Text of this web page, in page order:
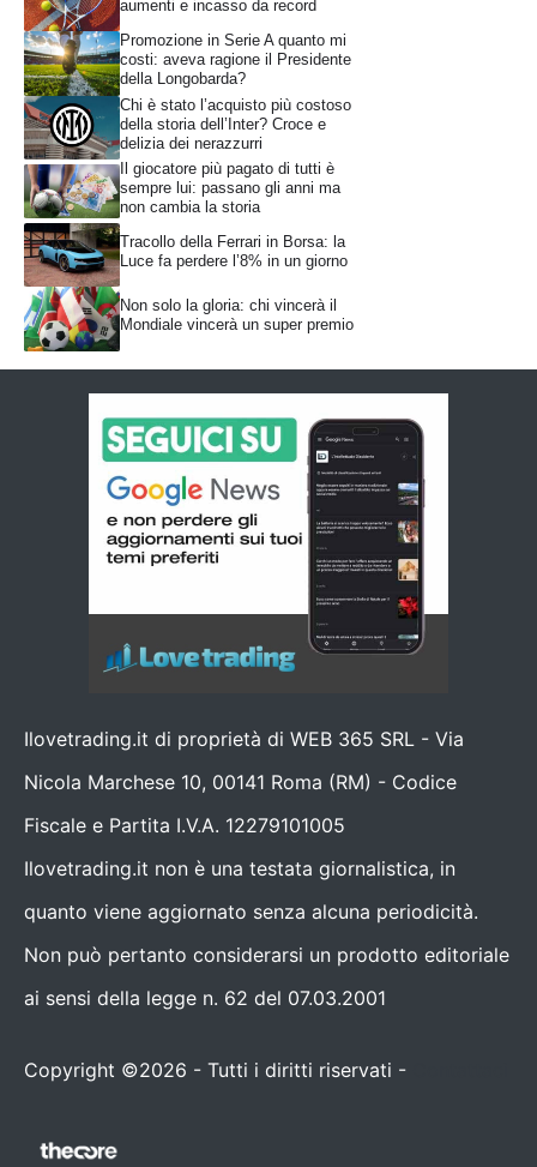
aumenti e incasso da record
Promozione in Serie A quanto mi
costi: aveva ragione il Presidente
della Longobarda?
Chi è stato l’acquisto più costoso
della storia dell’Inter? Croce e
delizia dei nerazzurri
Il giocatore più pagato di tutti è
sempre lui: passano gli anni ma
non cambia la storia
Tracollo della Ferrari in Borsa: la
Luce fa perdere l’8% in un giorno
Non solo la gloria: chi vincerà il
Mondiale vincerà un super premio
Ilovetrading.it di proprietà di WEB 365 SRL - Via
Nicola Marchese 10, 00141 Roma (RM) - Codice
Fiscale e Partita I.V.A. 12279101005
Ilovetrading.it non è una testata giornalistica, in
quanto viene aggiornato senza alcuna periodicità.
Non può pertanto considerarsi un prodotto editoriale
ai sensi della legge n. 62 del 07.03.2001
Copyright ©2026 - Tutti i diritti riservati -